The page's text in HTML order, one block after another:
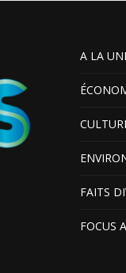
A LA
FAITS
FOCUS